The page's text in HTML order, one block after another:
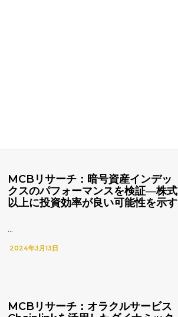
MCBリサーチ：暗号資産インデッ
クスのパフォーマンスを検証―株式
以上に投資効率が良い可能性を示す
...
2024年3月13日
MCBリサーチ：オラクルサービス